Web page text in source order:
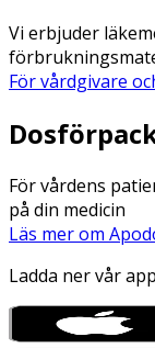
Vi erbjuder
För vårdgivare
För vårdens
på din medicin
Läs mer om
Ladda ner vår app